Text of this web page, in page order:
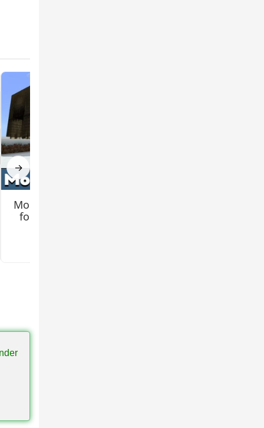
a
a
y
→
Mo Creatures Mod
for Minecraft PE